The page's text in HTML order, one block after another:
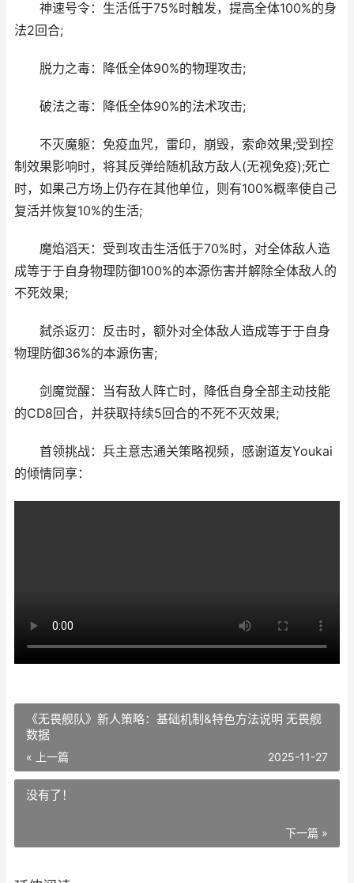
​神速号令：生活低于75%时触发，提高全体100%的身
法2回合;
​脱力之毒：降低全体90%的物理攻击;
​破法之毒：降低全体90%的法术攻击;
​不灭魔躯：免疫血咒，雷印，崩毁，索命效果;受到控
制效果影响时，将其反弹给随机敌方敌人(无视免疫);死亡
时，如果己方场上仍存在其他单位，则有100%概率使自己
复活并恢复10%的生活;
​魔焰滔天：受到攻击生活低于70%时，对全体敌人造
成等于于自身物理防御100%的本源伤害并解除全体敌人的
不死效果;
​弑杀返刃：反击时，额外对全体敌人造成等于于自身
物理防御36%的本源伤害;
​剑魔觉醒：当有敌人阵亡时，降低自身全部主动技能
的CD8回合，并获取持续5回合的不死不灭效果;
首领挑战：兵主意志通关策略视频，感谢道友Youkai
的倾情同享：
《无畏舰队》新人策略：基础机制&特色方法说明 无畏舰
数据
« 上一篇 2025-11-27
没有了！
下一篇 »